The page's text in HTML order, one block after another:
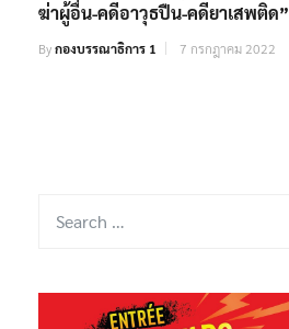
ฆ่าผู้อื่น-คดีอาวุธปืน-คดียาเสพติด”
Byกองบรรณาธิการ 1 7 กรกฎาคม 2022